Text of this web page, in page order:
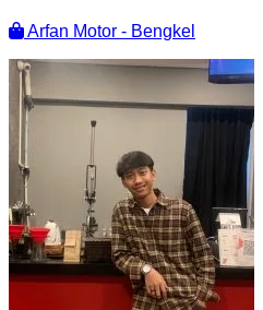
Arfan Motor - Bengkel